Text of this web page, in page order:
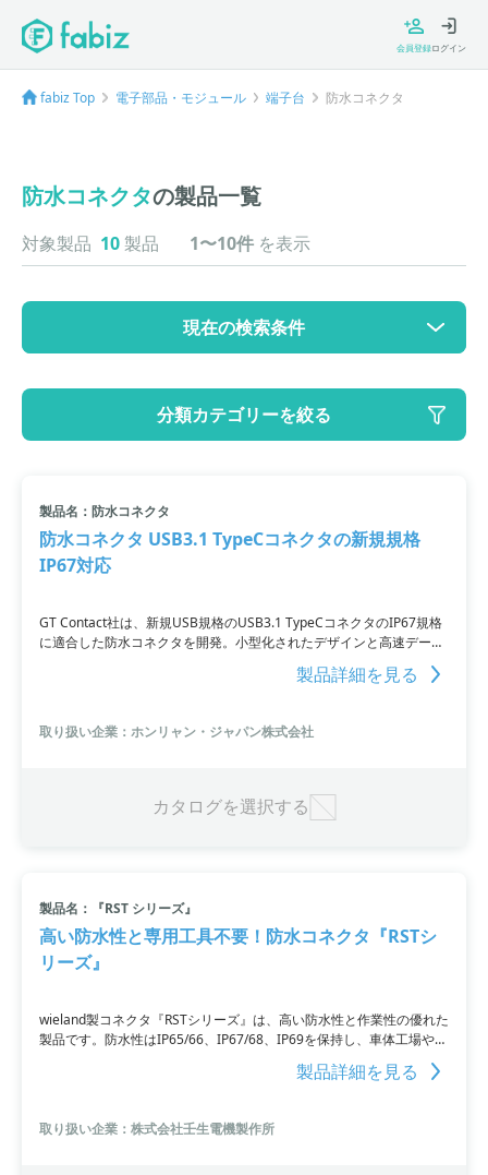
会員登録ログイン
fabiz Top 電子部品・モジュール 端子台 防水コネクタ
防水コネクタの製品一覧
対象製品 10 製品 1〜10件 を表示
現在の検索条件
大カテゴリ: 電子部品・モジュール
小カテゴリ: 防水コネクタ
分類カテゴリーを絞る
製品名：防水コネクタ
防水コネクタ USB3.1 TypeCコネクタの新規規格
IP67対応
GT Contact社は、新規USB規格のUSB3.1 TypeCコネクタのIP67規格
に適合した防水コネクタを開発。小型化されたデザインと高速データ
転送、電力供給能力の向上により、屋外や屋内で幅広い用途に対応し
ます。また、基板装着タイプもラインナップ。用途に応じた選択が可
す。ケーブルアッセンブリも可能。全長のカスタマイズも行えます。
製品詳細を見る
取り扱い企業：ホンリャン・ジャパン株式会社
カタログを選択する
製品名：『RST シリーズ』
高い防水性と専用工具不要！防水コネクタ『RSTシ
リーズ』
wieland製コネクタ『RSTシリーズ』は、高い防水性と作業性の優れた
製品です。防水性はIP65/66、IP67/68、IP69を保持し、車体工場や食
品工場で広く採用されています。接続はネジ、スプリング、圧着の3
種類から選択可能で、専用工具を必要とせず簡単に結線できます。ま
水性と作業効率の向上を実現した革新的な製品です。
製品詳細を見る
取り扱い企業：株式会社壬生電機製作所